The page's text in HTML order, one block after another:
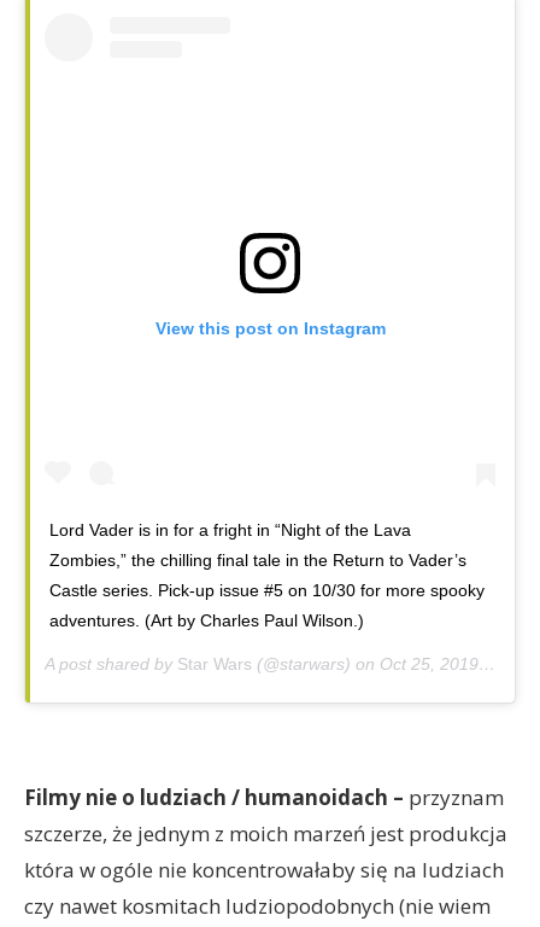
View this post on Instagram
Lord Vader is in for a fright in “Night of the Lava
Zombies,” the chilling final tale in the Return to Vader’s
Castle series. Pick-up issue #5 on 10/30 for more spooky
adventures. (Art by Charles Paul Wilson.)
A post shared by Star Wars (@starwars) on Oct 25, 2019 at 9:32am PDT
Filmy nie o ludziach / humanoidach – przyznam
szczerze, że jednym z moich marzeń jest produkcja
która w ogóle nie koncentrowałaby się na ludziach
czy nawet kosmitach ludziopodobnych (nie wiem